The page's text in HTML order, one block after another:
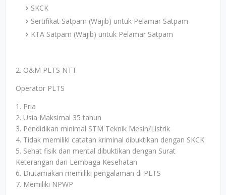
SKCK
Sertifikat Satpam (Wajib) untuk Pelamar Satpam
KTA Satpam (Wajib) untuk Pelamar Satpam
2. O&M PLTS NTT
Operator PLTS
1. Pria
2. Usia Maksimal 35 tahun
3. Pendidikan minimal STM Teknik Mesin/Listrik
4. Tidak memiliki catatan kriminal dibuktikan dengan SKCK
5. Sehat fisik dan mental dibuktikan dengan Surat
Keterangan dari Lembaga Kesehatan
6. Diutamakan memiliki pengalaman di PLTS
7. Memiliki NPWP